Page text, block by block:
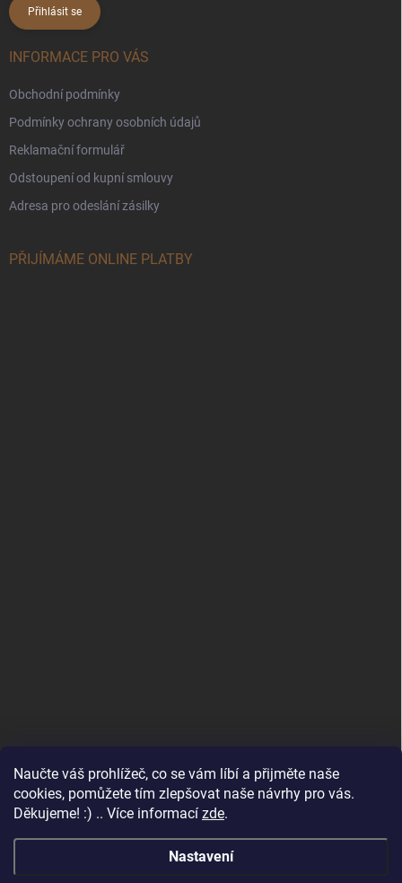
Naučte váš prohlížeč, co se vám líbí a přijměte naše
cookies, pomůžete tím zlepšovat naše návrhy pro vás.
Děkujeme! :) .. Více informací zde.
Nastavení
Přihlásit se
INFORMACE PRO VÁS
Obchodní podmínky
Podmínky ochrany osobních údajů
Reklamační formulář
Odstoupení od kupní smlouvy
Adresa pro odeslání zásilky
PŘIJÍMÁME ONLINE PLATBY
www.andelske-obrazy.cz